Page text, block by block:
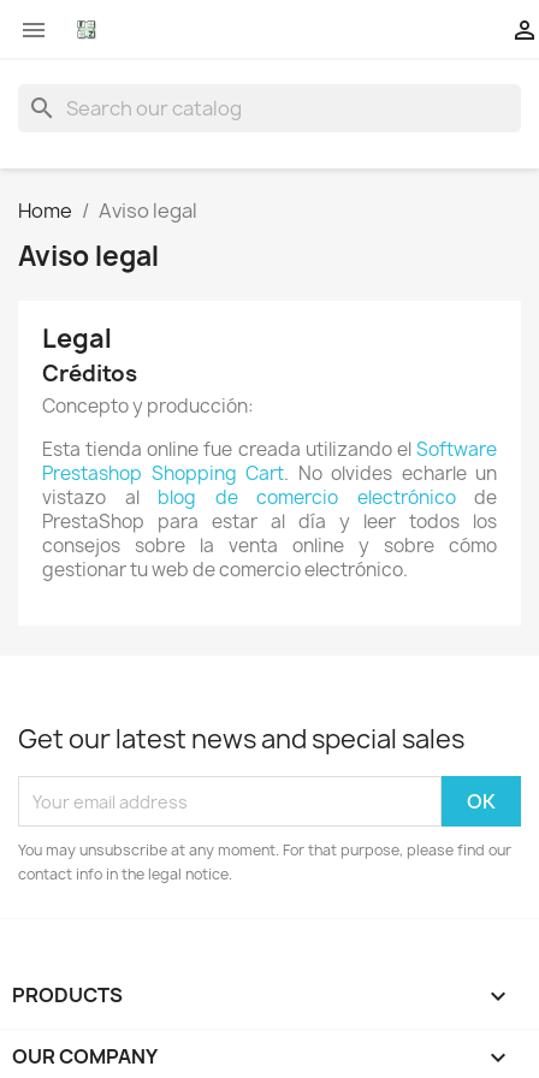
 
search
Home Aviso legal
Aviso legal
Legal
Créditos
Concepto y producción:
Esta tienda online fue creada utilizando elSoftware
Prestashop Shopping Cart. No olvides echarle un
vistazo al blog de comercio electrónicode
PrestaShop para estar al día y leer todos los
consejos sobre la venta online y sobre cómo
gestionar tu web de comercio electrónico.
Get our latest news and special sales
You may unsubscribe at any moment. For that purpose, please find our
contact info in the legal notice.
PRODUCTS 
OUR COMPANY 